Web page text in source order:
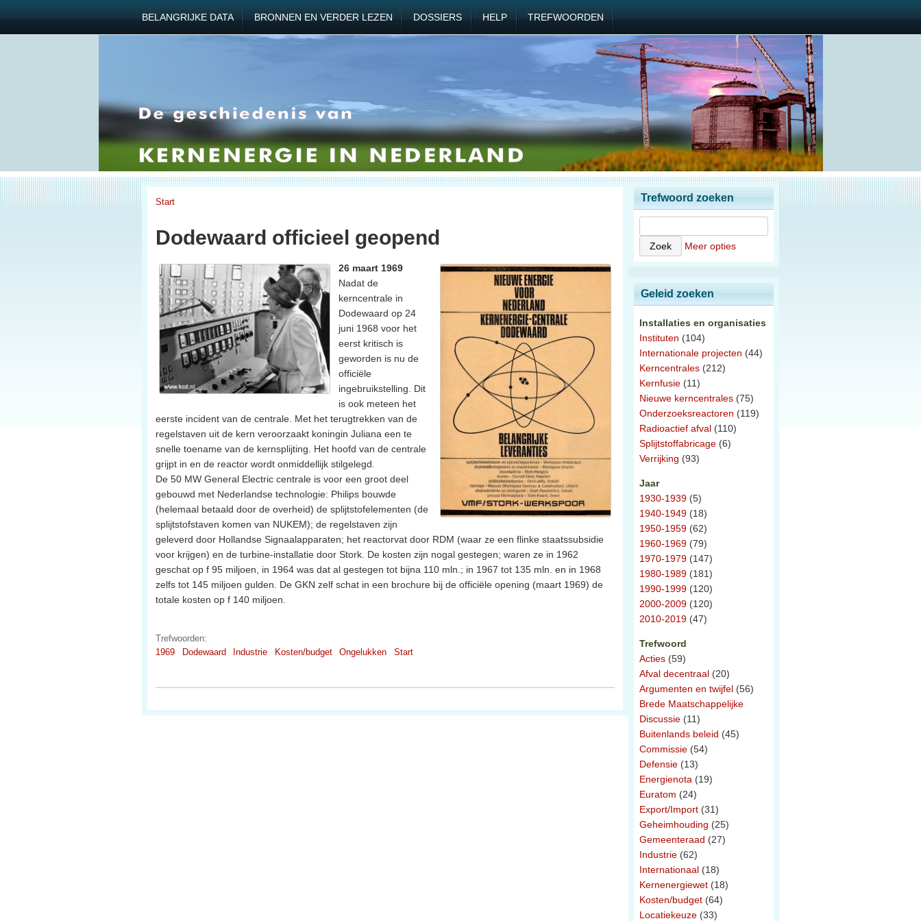
BELANGRIJKE DATA BRONNEN EN VERDER LEZEN DOSSIERS HELP TREFWOORDEN
Start
Dodewaard officieel geopend
26 maart 1969
Nadat de
kerncentrale in
Dodewaard op 24
juni 1968 voor het
eerst kritisch is
geworden is nu de
officiële
ingebruikstelling. Dit
is ook meteen het
eerste incident van de centrale. Met het terugtrekken van de
regelstaven uit de kern veroorzaakt koningin Juliana een te
snelle toename van de kernsplijting. Het hoofd van de centrale
grijpt in en de reactor wordt onmiddellijk stilgelegd.
De 50 MW General Electric centrale is voor een groot deel
gebouwd met Nederlandse technologie: Philips bouwde
(helemaal betaald door de overheid) de splijtstofelementen (de
splijtstofstaven komen van NUKEM); de regelstaven zijn
geleverd door Hollandse Signaalapparaten; het reactorvat door RDM (waar ze een flinke staatssubsidie
voor krijgen) en de turbine-installatie door Stork. De kosten zijn nogal gestegen; waren ze in 1962
geschat op f 95 miljoen, in 1964 was dat al gestegen tot bijna 110 mln.; in 1967 tot 135 mln. en in 1968
zelfs tot 145 miljoen gulden. De GKN zelf schat in een brochure bij de officiële opening (maart 1969) de
totale kosten op f 140 miljoen.
Trefwoorden:
1969
Dodewaard Industrie Kosten/budget Ongelukken Start
Trefwoord zoeken
Meer opties
Geleid zoeken
Installaties en organisaties
Instituten (104)
Internationale projecten (44)
Kerncentrales (212)
Kernfusie (11)
Nieuwe kerncentrales (75)
Onderzoeksreactoren (119)
Radioactief afval (110)
Splijtstoffabricage (6)
Verrijking (93)
Jaar
1930-1939 (5)
1940-1949 (18)
1950-1959 (62)
1960-1969 (79)
1970-1979 (147)
1980-1989 (181)
1990-1999 (120)
2000-2009 (120)
2010-2019 (47)
Trefwoord
Acties (59)
Afval decentraal (20)
Argumenten en twijfel (56)
Brede Maatschappelijke
Discussie (11)
Buitenlands beleid (45)
Commissie (54)
Defensie (13)
Energienota (19)
Euratom (24)
Export/Import (31)
Geheimhouding (25)
Gemeenteraad (27)
Industrie (62)
Internationaal (18)
Kernenergiewet (18)
Kosten/budget (64)
Locatiekeuze (33)